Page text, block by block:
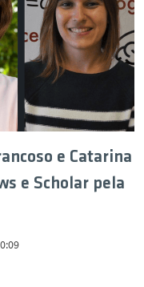
e Catarina
e Scholar pela